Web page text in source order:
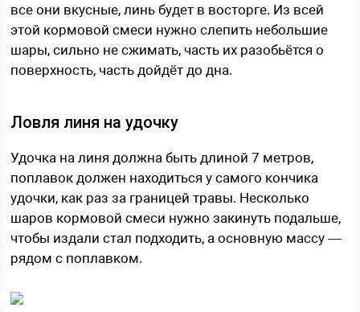
все они вкусные, линь будет в восторге. Из всей
этой кормовой смеси нужно слепить небольшие
шары, сильно не сжимать, часть их разобьётся о
поверхность, часть дойдёт до дна.
Ловля линя на удочку
Удочка на линя должна быть длиной 7 метров,
поплавок должен находиться у самого кончика
удочки, как раз за границей травы. Несколько
шаров кормовой смеси нужно закинуть подальше,
чтобы издали стал подходить, а основную массу —
рядом с поплавком.